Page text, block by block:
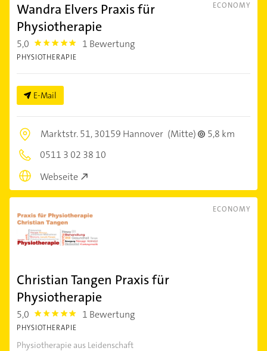
ECONOMY
Wandra Elvers Praxis für
Physiotherapie
5,0 5.0 1 Bewertung
PHYSIOTHERAPIE
E-Mail
Marktstr. 51,30159 Hannover (Mitte)
5,8 km
0511 3 02 38 10
Webseite
ECONOMY
Christian Tangen Praxis für
Physiotherapie
5,0 5.0 1 Bewertung
PHYSIOTHERAPIE
Physiotherapie aus Leidenschaft